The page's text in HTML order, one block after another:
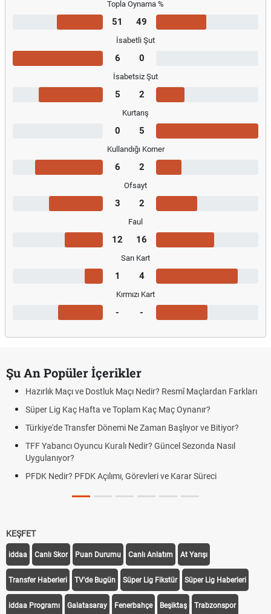
Topla Oynama %
51 49
İsabetli Şut
6 0
İsabetsiz Şut
5 2
Kurtarış
0 5
Kullandığı Korner
6 2
Ofsayt
3 2
Faul
12 16
Sarı Kart
1 4
Kırmızı Kart
- -
Şu An Popüler İçerikler
Hazırlık Maçı ve Dostluk Maçı Nedir? Resmî Maçlardan Farkları
Süper Lig Kaç Hafta ve Toplam Kaç Maç Oynanır?
Türkiye'de Transfer Dönemi Ne Zaman Başlıyor ve Bitiyor?
TFF Yabancı Oyuncu Kuralı Nedir? Güncel Sezonda Nasıl
Uygulanıyor?
PFDK Nedir? PFDK Açılımı, Görevleri ve Karar Süreci
KEŞFET
iddaa Canlı Skor Puan Durumu Canlı Anlatım At Yarışı
Transfer Haberleri TV'de Bugün Süper Lig Fikstür Süper Lig Haberleri
iddaa Programı Galatasaray Fenerbahçe Beşiktaş Trabzonspor